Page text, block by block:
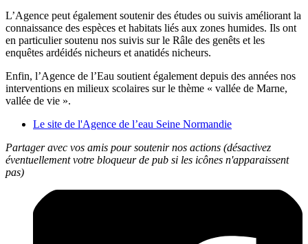
L’Agence peut également soutenir des études ou suivis améliorant la
connaissance des espèces et habitats liés aux zones humides. Ils ont
en particulier soutenu nos suivis sur le Râle des genêts et les
enquêtes ardéidés nicheurs et anatidés nicheurs.
Enfin, l’Agence de l’Eau soutient également depuis des années nos
interventions en milieux scolaires sur le thème « vallée de Marne,
vallée de vie ».
Le site de l'Agence de l’eau Seine Normandie
Partager avec vos amis pour soutenir nos actions (désactivez
éventuellement votre bloqueur de pub si les icônes n'apparaissent
pas)